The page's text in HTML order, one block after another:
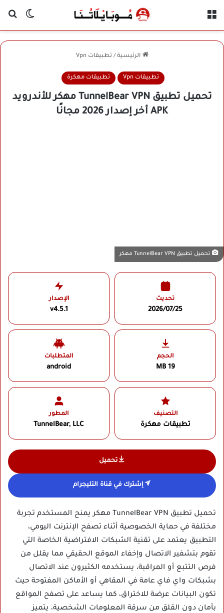
الوضع
الرئيسية / تطبيقات Vpn
تطبيقات Vpn تطبيقات مهكرة
تحميل تطبيق TunnelBear VPN مهكر للأندرويد
APK أخر إصدار 2026 مجانًا
تحميل تطبيق TunnelBear VPN مهكر
تحديث
2026/07/25
الإصدار
v4.5.1
الحجم
19 MB
المتطلبات
android
التصنيف
تطبيقات مهكرة
المطور
TunnelBear, LLC‏
تحميل
إشترك في قناة التليجرام
تحميل تطبيق TunnelBear VPN مهكر يمنح المستخدم تجربة
مختلفة في حماية الخصوصية أثناء تصفح الإنترنت اليومي،
التطبيق يعتمد على تقنية الشبكات الافتراضية الخاصة التي
تقوم بتشفير الاتصال وإخفاء الموقع الحقيقي مما يقلل من
فرص التتبع أو المراقبة، يستخدمه الكثيرون عند الاتصال
بشبكات واي فاي عامة في المقاهي أو الأماكن المفتوحة حيث
تكون البيانات عرضة للاختراق، كما يساعد على تصفح المواقع
بأمان دون القلق من سرقة المعلومات الشخصية، يتميز